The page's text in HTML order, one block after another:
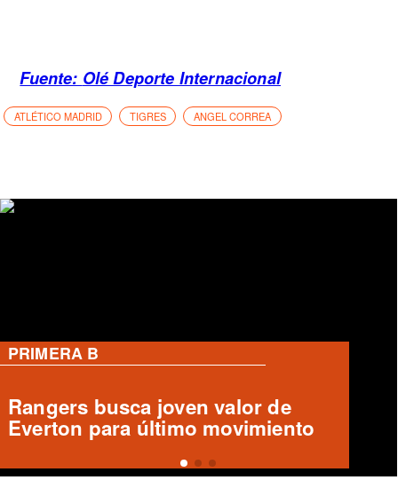
Fuente: Olé Deporte Internacional
ATLÉTICO MADRID TIGRES ANGEL CORREA
PRIMERA B
Deportes Temuco confirma salida
de Arturo Sanhueza